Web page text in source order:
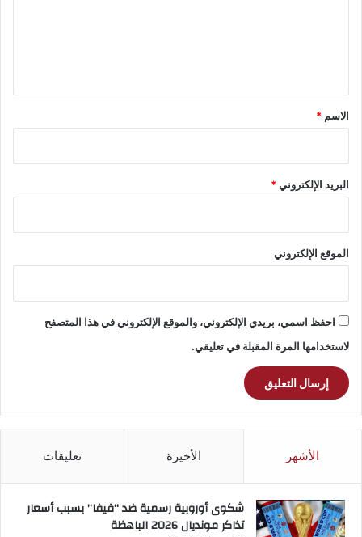
*
الاسم *
البريد الإلكتروني*
الموقع الإلكتروني
احفظ اسمي، بريدي الإلكتروني، والموقع الإلكتروني في هذا المتصفح
لاستخدامها المرة المقبلة في تعليقي.
الأشهر الأخيرة تعليقات
شكوى أوروبية رسمية ضد “فيفا” بسبب أسعار
تذاكر مونديال 2026 الباهظة